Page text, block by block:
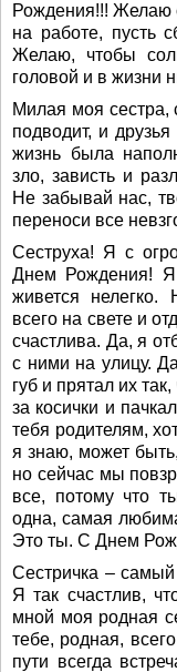
Рождения!!! Желаю
на работе, пусть
Желаю, чтобы
головой и в жизни
Милая моя сестра,
подводит, и
жизнь была
зло, зависть и
Не забывай нас,
переноси все
Сеструха! Я с
Днем Рождения! Я
живется
всего на свете и
счастлива. Да, я
с ними на улицу.
губ и прятал их
за косички и
тебя родителям,
я знаю, может
но сейчас мы
все, потому что
одна, самая
Это ты. С Днем
Сестричка –
Я так счастлив,
мной моя родная
тебе, родная,
пути всегда